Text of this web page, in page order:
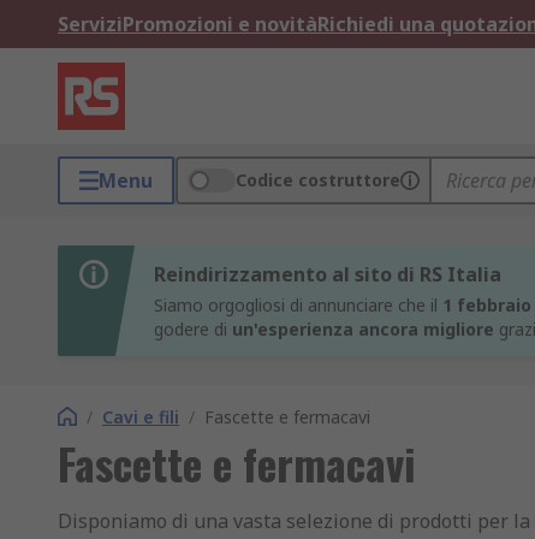
ServiziPromozioni e novitàRichiedi una
Menu Codice costruttore
Reindirizzamento al sito di RS Italia
Siamo orgogliosi di annunciare che il 1 febbraio
godere di un'esperienza ancora migliore
/ Cavi e fili / Fascette e fermacavi
Fascette e fermacavi
Disponiamo di una vasta selezione di prodotti per